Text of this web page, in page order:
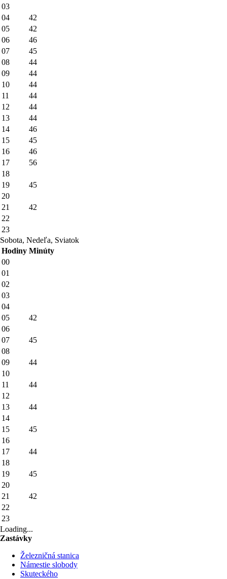
03
04
42
05
42
06
46
07
45
08
44
09
44
10
44
11
44
12
44
13
44
14
46
15
45
16
46
17
56
18
19
45
20
21
42
22
23
Sobota, Nedeľa, Sviatok
Hodiny Minúty
00
01
02
03
04
05
42
06
07
45
08
09
44
10
11
44
12
13
44
14
15
45
16
17
44
18
19
45
20
21
42
22
23
Loading...
Zastávky
Železničná stanica
Námestie slobody
Skuteckého